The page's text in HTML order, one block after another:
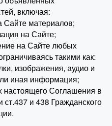
включая:
материалов;
на Сайте;
на Сайте любых
такими как:
изображения, аудио и
иная информация;
настоящего Соглашения в
и 438 Гражданского